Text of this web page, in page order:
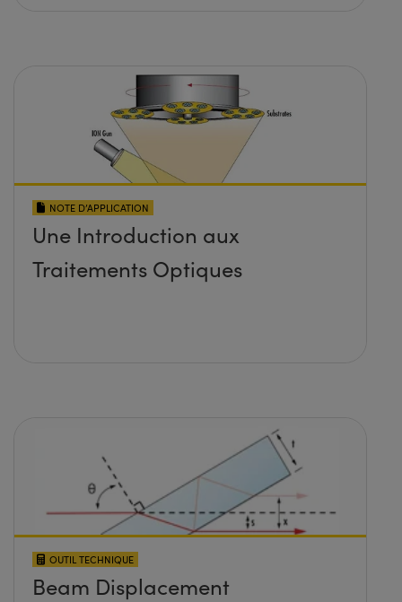
NOTE D’APPLICATION
Une Introduction aux
Traitements Optiques
OUTIL TECHNIQUE
Beam Displacement